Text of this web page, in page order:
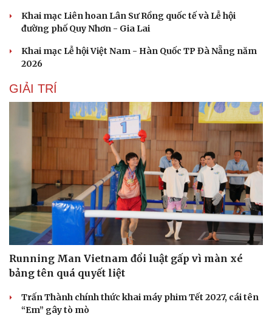
Khai mạc Liên hoan Lân Sư Rồng quốc tế và Lễ hội
đường phố Quy Nhơn - Gia Lai
Khai mạc Lễ hội Việt Nam - Hàn Quốc TP Đà Nẵng năm
2026
GIẢI TRÍ
Running Man Vietnam đổi luật gấp vì màn xé
bảng tên quá quyết liệt
Trấn Thành chính thức khai máy phim Tết 2027, cái tên
“Em” gây tò mò